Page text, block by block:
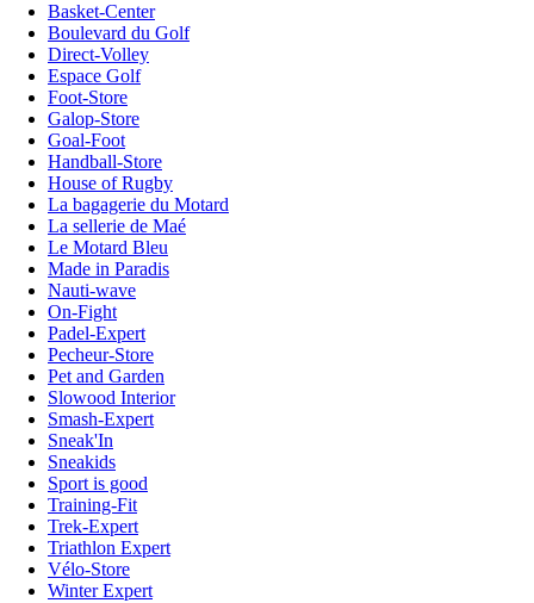
Basket-Center
Boulevard du Golf
Direct-Volley
Espace Golf
Foot-Store
Galop-Store
Goal-Foot
Handball-Store
House of Rugby
La bagagerie du Motard
La sellerie de Maé
Le Motard Bleu
Made in Paradis
Nauti-wave
On-Fight
Padel-Expert
Pecheur-Store
Pet and Garden
Slowood Interior
Smash-Expert
Sneak'In
Sneakids
Sport is good
Training-Fit
Trek-Expert
Triathlon Expert
Vélo-Store
Winter Expert